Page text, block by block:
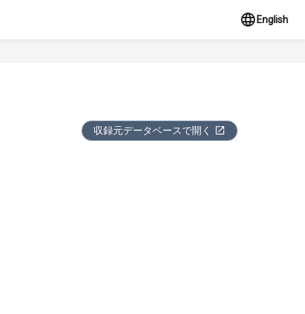
English
収録元データベースで開く